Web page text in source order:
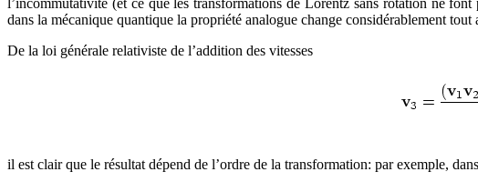
dans la mécanique quantique la propriété analogue change considérablement
De la loi générale relativiste de l’addition des vitesses
il est clair que le résultat dépend de l’ordre de la transformation: par exemple,